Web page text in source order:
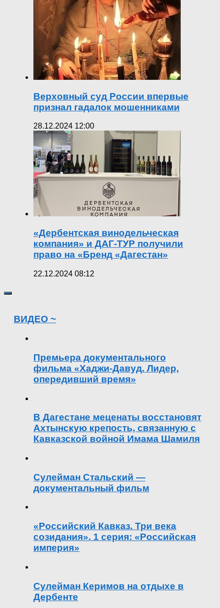
Верховный суд России впервые
признал гадалок мошенниками
28.12.2024 12:00
«Дербентская винодельческая
компания» и ДАГ-ТУР получили
право на «Бренд «Дагестан»
22.12.2024 08:12
ВИДЕО ~
Премьера документального
фильма «Хаджи-Давуд. Лидер,
опередивший время»
В Дагестане меценаты восстановят
Ахтынскую крепость, связанную с
Кавказской войной Имама Шамиля
Сулейман Стальский —
документальный фильм
«Российский Кавказ. Три века
созидания». 1 серия: «Российская
империя»
Сулейман Керимов на отдыхе в
Дербенте